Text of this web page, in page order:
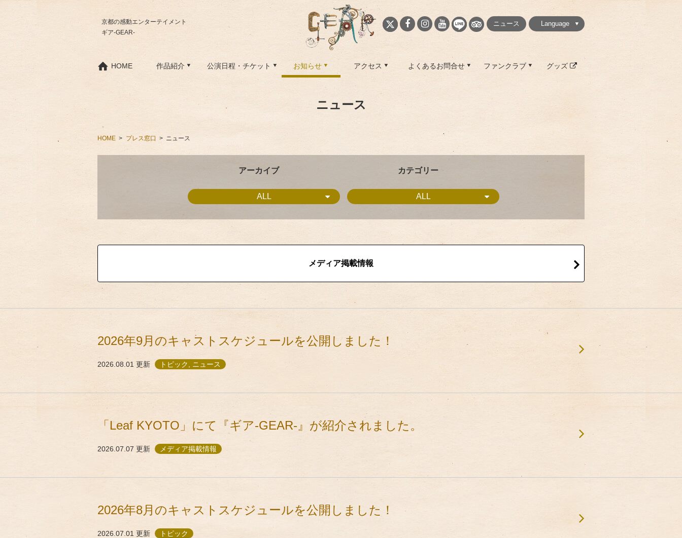
京都の感動エンターテイメント
ギア-GEAR-
ニュース
Language
HOME 作品紹介 公演日程・チケット お知らせ アクセス よくあるお問合せ ファンクラブ グッズ
ニュース
HOME プレス窓口 ニュース
アーカイブ
ALL
カテゴリー
ALL
メディア掲載情報
2026年9月のキャストスケジュールを公開しました！
2026.08.01 更新 トピック, ニュース
「Leaf KYOTO」にて『ギア-GEAR-』が紹介されました。
2026.07.07 更新 メディア掲載情報
2026年8月のキャストスケジュールを公開しました！
2026.07.01 更新 トピック